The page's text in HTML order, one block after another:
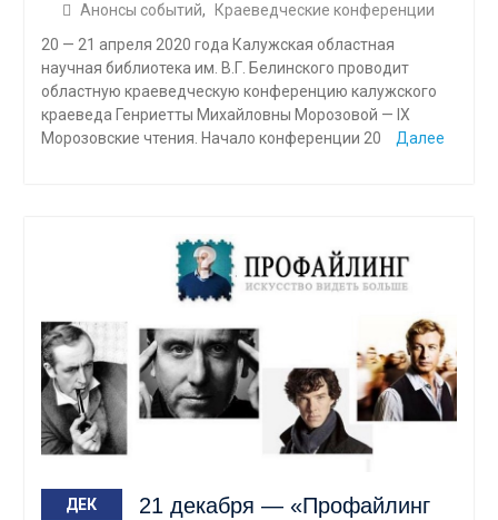
Анонсы событий,
Краеведческие конференции
20 — 21 апреля 2020 года Калужская областная
научная библиотека им. В.Г. Белинского проводит
областную краеведческую конференцию калужского
краеведа Генриетты Михайловны Морозовой — IХ
Морозовские чтения. Начало конференции 20
Далее
ДЕК
21 декабря — «Профайлинг